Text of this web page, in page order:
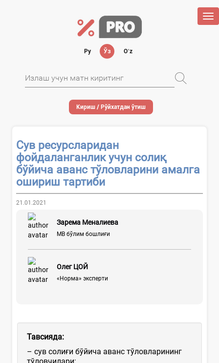
Ру Ўз Oʻz
Кириш / Рўйхатдан ўтиш
Сув ресурсларидан
фойдаланганлик учун солиқ
бўйича аванс тўловларини амалга
ошириш тартиби
21.01.2021
Зарема Меналиева
МВ бўлим бошлиғи
Олег ЦОЙ
«Норма» эксперти
Тавсияда:
– сув солиғи бўйича аванс тўловларининг
тўловчилари;